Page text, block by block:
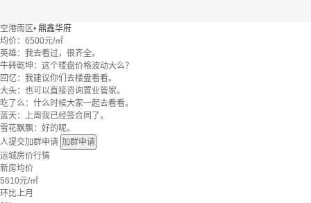
空港南区• 鼎鑫华府
均价： 6500元/㎡
英雄：我去看过，很齐全。
牛转乾坤：这个楼盘价格波动大么？
回忆：我建议你们去楼盘看看。
大头：也可以直接咨询置业管家。
吃了么：什么时候大家一起去看看。
蓝天：上周我已经签合同了。
雪花飘飘：好的呢。
人提交加群申请 加群申请
运城房价行情
新房均价
5610元/㎡
环比上月